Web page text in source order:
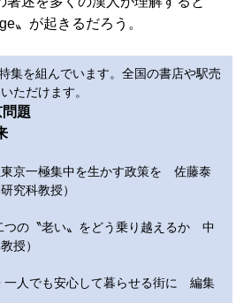
〟が起きるだろう。
集を組んでいます。全国の書店や駅売
ただけます。
題
京一極集中を生かす政策を 佐藤泰
究科教授）
つの〝老い〟をどう乗り越えるか 中
授）
一人でも安心して暮らせる街に 編集